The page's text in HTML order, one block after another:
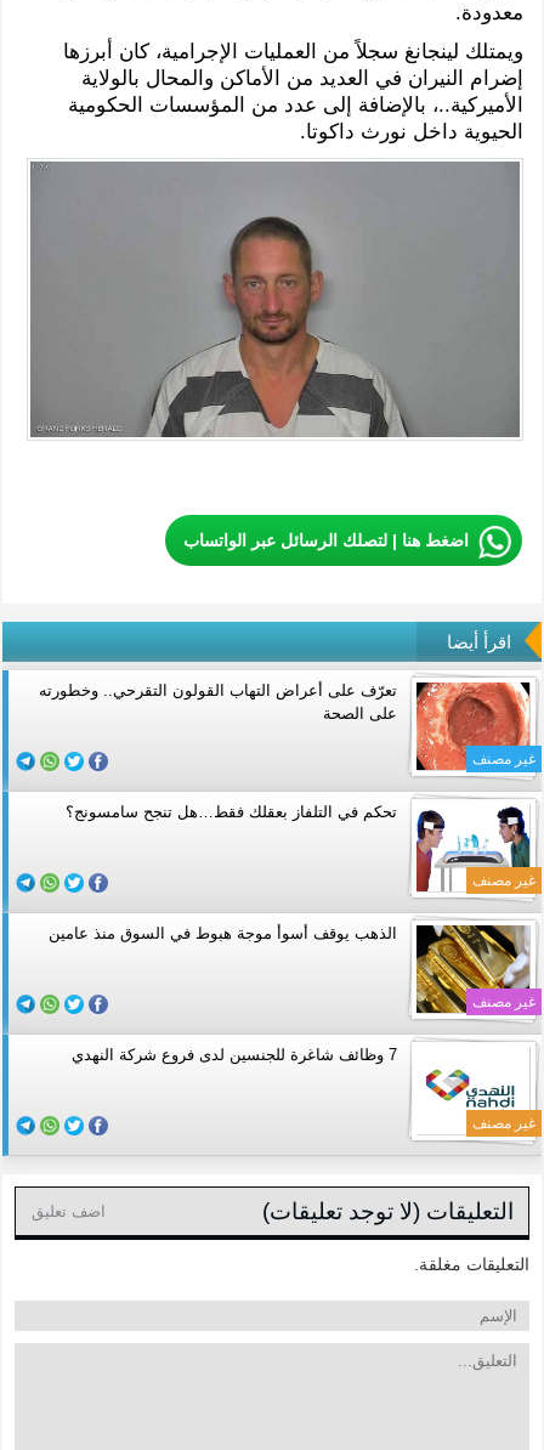
معدودة.
ويمتلك لينجانغ سجلاً من العمليات الإجرامية، كان أبرزها
إضرام النيران في العديد من الأماكن والمحال بالولاية
الأميركية..، بالإضافة إلى عدد من المؤسسات الحكومية
الحيوية داخل نورث داكوتا.
اضغط هنا | لتصلك الرسائل عبر الواتساب
اقرأ أيضا
غير مصنف
تعرّف على أعراض التهاب القولون التقرحي.. وخطورته
على الصحة
غير مصنف
تحكم في التلفاز بعقلك فقط…هل تنجح سامسونج؟
غير مصنف
الذهب يوقف أسوأ موجة هبوط في السوق منذ عامين
غير مصنف
7 وظائف شاغرة للجنسين لدى فروع شركة النهدي
التعليقات (لا توجد تعليقات) اضف تعليق
التعليقات مغلقة.